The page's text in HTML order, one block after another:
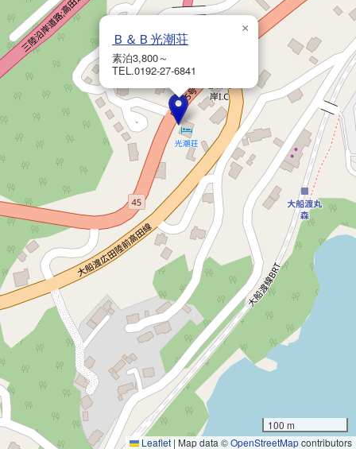
Ｂ＆Ｂ光潮荘
素泊3,800～
TEL.0192-27-6841
×
100 m
Leaflet | Map data ©OpenStreetMapcontributors